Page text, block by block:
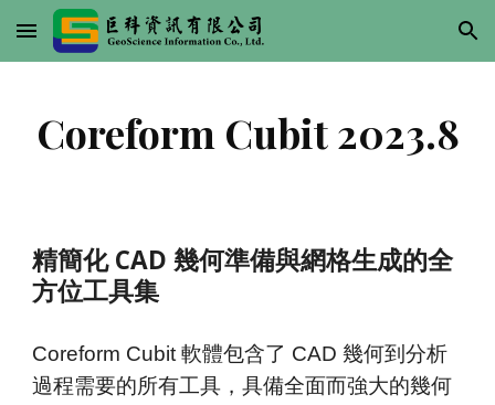
Skip to main content Skip to navigation
Coreform Cubit 2023.8
精簡化 CAD 幾何準備與網格生成的全
方位工具集
Coreform Cubit 軟體包含了 CAD幾何到分析
過程需要的所有工具，具備全面而強大的幾何